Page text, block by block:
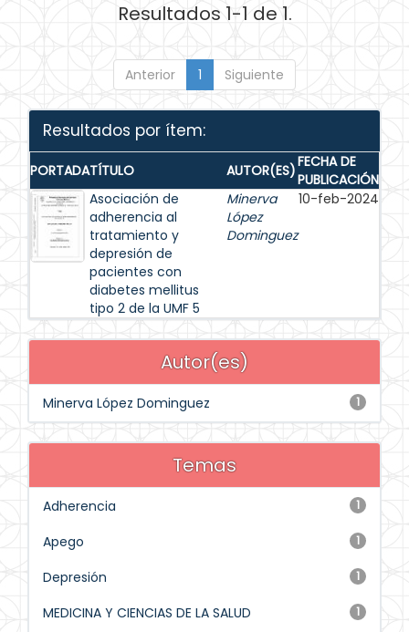
Resultados 1-1 de 1.
Anterior 1 Siguiente
Resultados por ítem:
PORTADATÍTULO AUTOR(ES)FECHA DE
PUBLICACIÓN
Asociación de
adherencia al
tratamiento y
depresión de
pacientes con
diabetes mellitus
tipo 2 de la UMF 5
Minerva
López
Dominguez
10-feb-2024
Autor(es)
1
Minerva López Dominguez
Temas
1
Adherencia
1
Apego
1
Depresión
1
MEDICINA Y CIENCIAS DE LA SALUD